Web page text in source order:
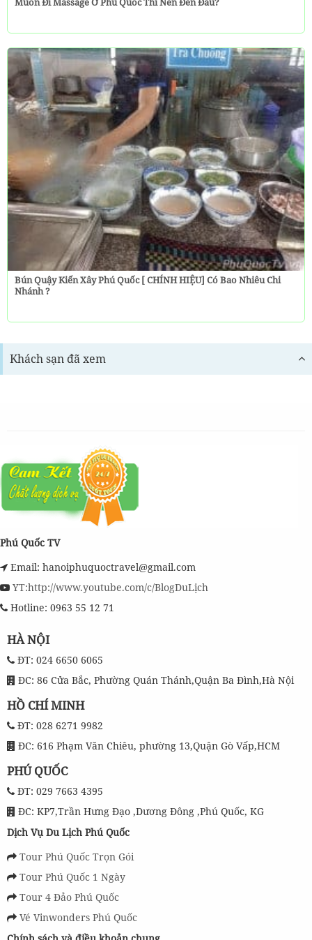
Bún Quậy Kiến Xây Phú Quốc [ CHÍNH HIỆU] Có Bao Nhiêu Chi
Nhánh ?
Khách sạn đã xem
Phú Quốc TV
Email: hanoiphuquoctravel@gmail.com
YT:http://www.youtube.com/c/BlogDuLịch
Hotline: 0963 55 12 71
HÀ NỘI
ĐT: 024 6650 6065
ĐC: 86 Cửa Bắc, Phường Quán Thánh,Quận Ba Đình,Hà Nội
HỒ CHÍ MINH
ĐT: 028 6271 9982
ĐC: 616 Phạm Văn Chiêu, phường 13,Quận Gò Vấp,HCM
PHÚ QUỐC
ĐT: 029 7663 4395
ĐC: KP7,Trần Hưng Đạo ,Dương Đông ,Phú Quốc, KG
Dịch Vụ Du Lịch Phú Quốc
Tour Phú Quốc Trọn Gói
Tour Phú Quốc 1 Ngày
Tour 4 Đảo Phú Quốc
Vé Vinwonders Phú Quốc